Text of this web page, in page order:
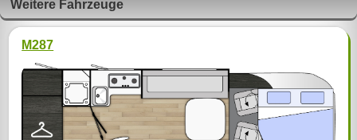
Weitere Fahrzeuge
M287